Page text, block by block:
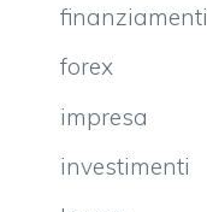
finanziamenti
forex
impresa
investimenti